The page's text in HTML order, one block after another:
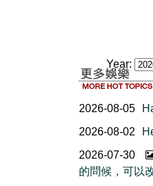
Year:
2026-08-05
2026-08-02
2026-07-30
的問候，可以